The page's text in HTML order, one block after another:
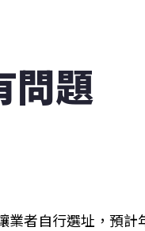
問題
業者自行選址，預計